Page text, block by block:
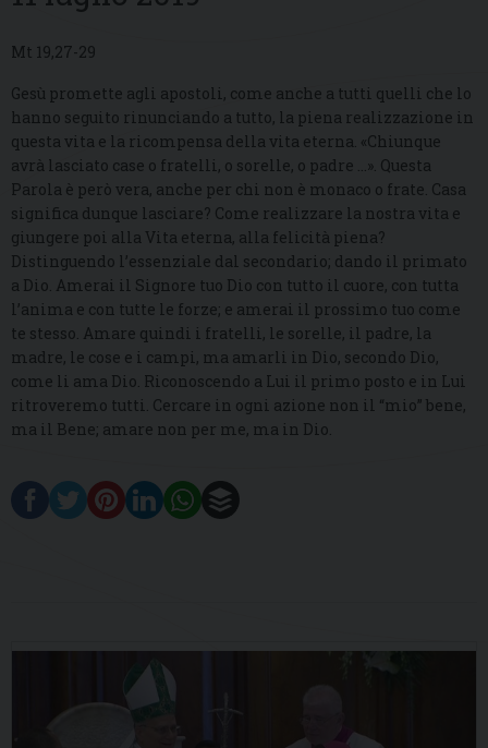
Mt 19,27-29
Gesù promette agli apostoli, come anche a tutti quelli che lo
hanno seguito rinunciando a tutto, la piena realizzazione in
questa vita e la ricompensa della vita eterna. «Chiunque
avrà lasciato case o fratelli, o sorelle, o padre …». Questa
Parola è però vera, anche per chi non è monaco o frate. Casa
significa dunque lasciare? Come realizzare la nostra vita e
giungere poi alla Vita eterna, alla felicità piena?
Distinguendo l’essenziale dal secondario; dando il primato
a Dio. Amerai il Signore tuo Dio con tutto il cuore, con tutta
l’anima e con tutte le forze; e amerai il prossimo tuo come
te stesso. Amare quindi i fratelli, le sorelle, il padre, la
madre, le cose e i campi, ma amarli in Dio, secondo Dio,
come li ama Dio. Riconoscendo a Lui il primo posto e in Lui
ritroveremo tutti. Cercare in ogni azione non il “mio” bene,
ma il Bene; amare non per me, ma in Dio.